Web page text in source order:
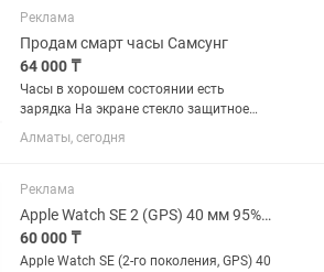
белый (светлый...
Реклама
Продам смарт часы Самсунг
64 000 ₸
Часы в хорошем состоянии есть
зарядка На экране стекло защитное
Работают отлично все функции есть
сообщение Календарь пульс покупали
Лежат без дело
Алматы, сегодня
Реклама
Apple Watch SE 2 (GPS) 40 мм 95% АКБ Оригинал
60 000 ₸
Apple Watch SE (2-го поколения, GPS) 40